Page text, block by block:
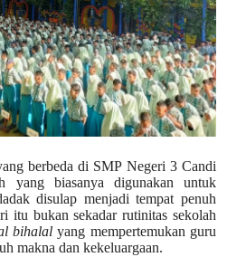
berbeda di SMP Negeri 3 Candi
yang biasanya digunakan untuk
disulap menjadi tempat penuh
itu bukan sekadar rutinitas sekolah
bihalalyang mempertemukan guru
makna dan kekeluargaan.